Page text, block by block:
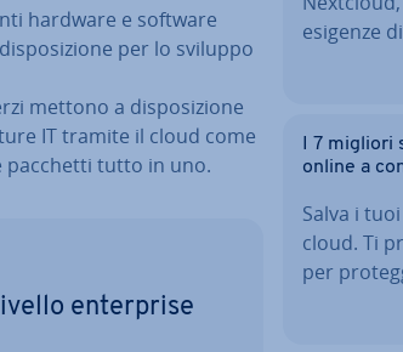
hardware e software
per lo sviluppo
mettono a di­spo­si­zio­ne
IT tramite il cloud come
pacchetti tutto in uno.
en­ter­pri­se
esigenze
I 7 migliori
online a
Salva i
cloud. Ti
per